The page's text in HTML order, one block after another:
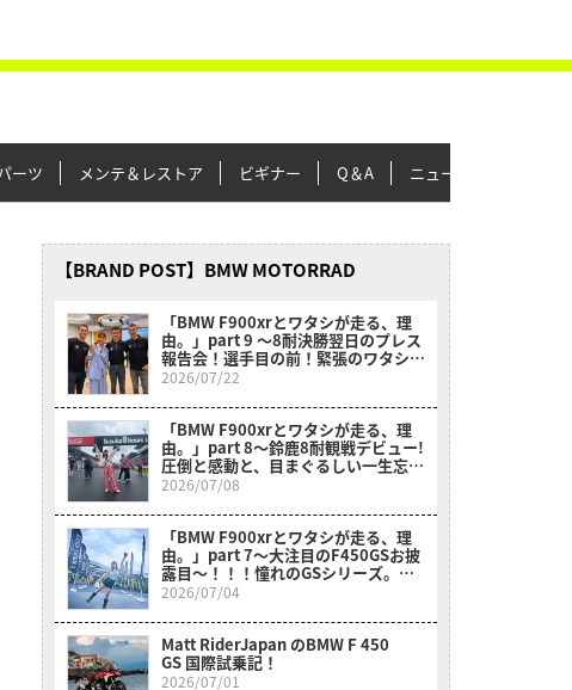
ーツ メンテ＆レストア ビギナー Q＆A ニュース＆トピックス
【BRAND POST】BMW MOTORRAD
「BMW F900xrとワタシが走る、理
由。」part 9 〜8耐決勝翌日のプレス
報告会！選手目の前！緊張のワタシ！
不思議！〜
2026/07/22
「BMW F900xrとワタシが走る、理
由。」part 8〜鈴鹿8耐観戦デビュー!
圧倒と感動と、目まぐるしい一生忘れ
られない1日〜
2026/07/08
「BMW F900xrとワタシが走る、理
由。」part 7～大注目のF450GSお披
露目～！！！憧れのGSシリーズ。女
性、小柄さん、リターンライダーさん
も〇〇のおかげでスイスイ乗れそう
だ？！～
2026/07/04
Matt RiderJapan のBMW F 450
GS 国際試乗記！
2026/07/01